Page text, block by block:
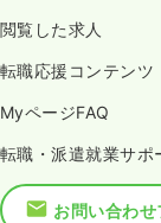
閲覧した求人
転職応援コンテンツ
MyページFAQ
転職・派遣就業サポ
お問い合わせ